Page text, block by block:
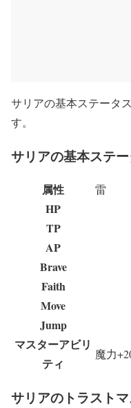
サリアの基本ステータ
す。
サリアの基本ステ
属性 雷
HP
TP
AP
Brave
Faith
Move
Jump
マスターアビリ
ティ
魔力
サリアのトラスト